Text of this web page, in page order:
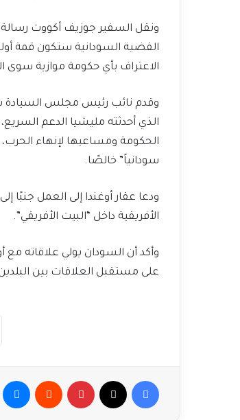
​ونقل السفير جوزيف أكووت رسالة
القضية السودانية ستكون قمة
الاعتراف بأي حكومة موازية سوى
​وقدم نائب رئيس مجلس السيادة
الذي أحدثته مليشيا الدعم
الحكومة ومساعيها لإنهاء الحرب،
سودانياً” خالصًا.
​ودعا عقار أوغندا إلى العمل
الأفريقية داخل “البيت الأفريقي”.
وأكد أن السودان يولي علاقاته مع
على مستقبل العلاقات بين
فيسبوك بينتيريست